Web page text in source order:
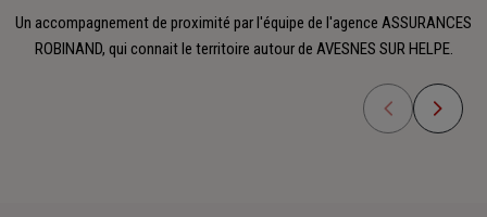
Un accompagnement de proximité par l'équipe de l'agence ASSURANCES
ROBINAND, qui connait le territoire autour de AVESNES SUR HELPE.